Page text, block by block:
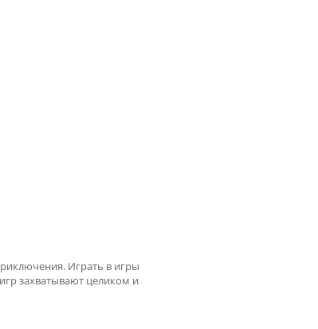
Играть в игры
захватывают целиком и